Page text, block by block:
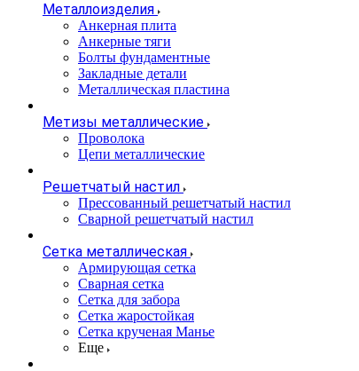
Металлоизделия
Анкерная плита
Анкерные тяги
Болты фундаментные
Закладные детали
Металлическая пластина
Метизы металлические
Проволока
Цепи металлические
Решетчатый настил
Прессованный решетчатый настил
Сварной решетчатый настил
Сетка металлическая
Армирующая сетка
Сварная сетка
Сетка для забора
Сетка жаростойкая
Сетка крученая Манье
Еще